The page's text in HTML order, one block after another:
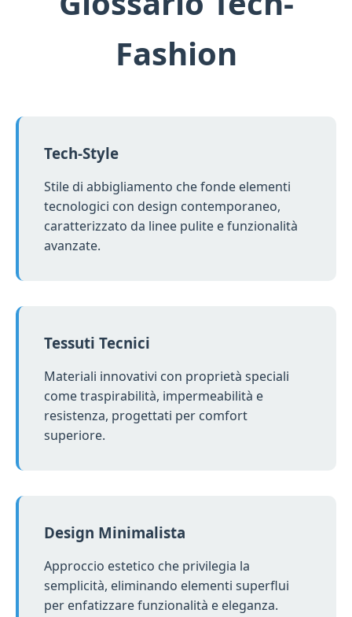
Fashion
Tech-Style
Stile di abbigliamento che fonde elementi
tecnologici con design contemporaneo,
caratterizzato da linee pulite e funzionalità
avanzate.
Tessuti Tecnici
Materiali innovativi con proprietà speciali
come traspirabilità, impermeabilità e
resistenza, progettati per comfort
superiore.
Design Minimalista
Approccio estetico che privilegia la
semplicità, eliminando elementi superflui
per enfatizzare funzionalità e eleganza.